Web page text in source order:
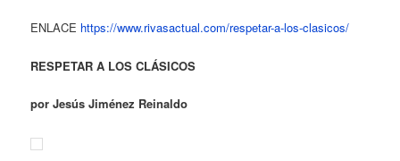
ENLACE https://www.rivasactual.com/respetar-a-los-clasicos/
RESPETAR A LOS CLÁSICOS
por Jesús Jiménez Reinaldo